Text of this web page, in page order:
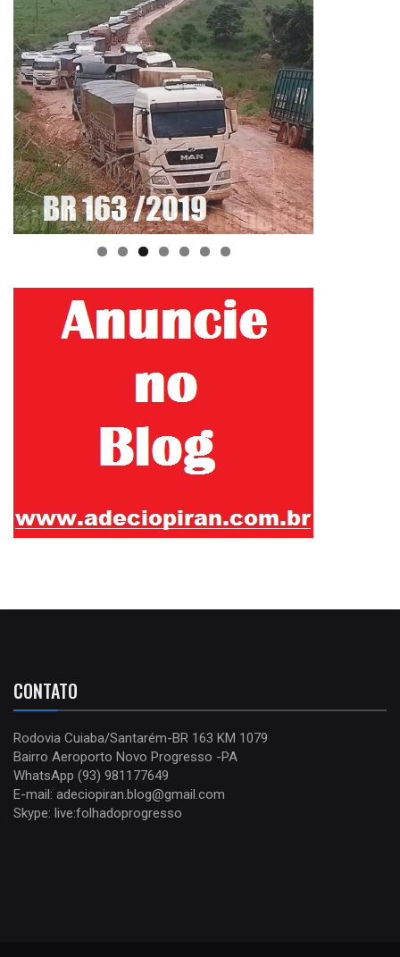
CONTATO
Rodovia Cuiaba/Santarém-BR 163 KM 1079
Bairro Aeroporto Novo Progresso -PA
WhatsApp (93) 981177649
E-mail: adeciopiran.blog@gmail.com
Skype: live:folhadoprogresso